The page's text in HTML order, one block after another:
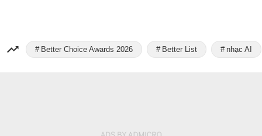
Better Choice Awards 2026 Better List nhạc AI